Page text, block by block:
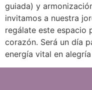
guiada) y
invitamos a nuestra
regálate este espacio
corazón. Será un día
energía vital en